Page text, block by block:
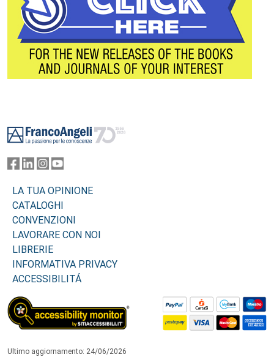
LA TUA OPINIONE
CATALOGHI
CONVENZIONI
LAVORARE CON NOI
LIBRERIE
INFORMATIVA PRIVACY
ACCESSIBILITÁ
Ultimo aggiornamento: 24/06/2026